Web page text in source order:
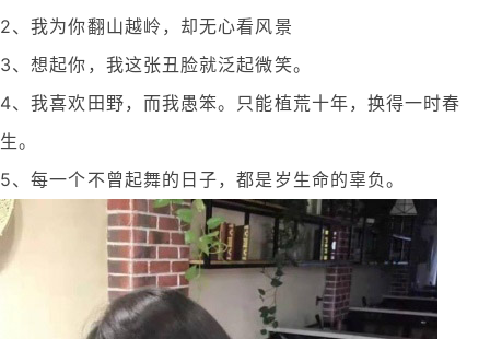
2、我为你翻山越岭，却无心看风景
3、想起你，我这张丑脸就泛起微笑。
4、我喜欢田野，而我愚笨。只能植荒十年，换得一时春
生。
5、每一个不曾起舞的日子，都是岁生命的辜负。